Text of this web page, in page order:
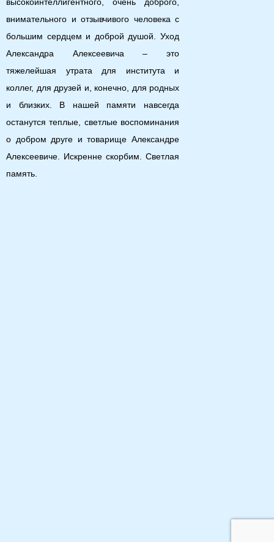
внимательного и отзывчивого человека с
большим сердцем и доброй душой. Уход
Александра Алексеевича – это
тяжелейшая утрата для института и
коллег, для друзей и, конечно, для родных
и близких. В нашей памяти навсегда
останутся теплые, светлые воспоминания
о добром друге и товарище Александре
Алексеевиче. Искренне скорбим. Светлая
память.